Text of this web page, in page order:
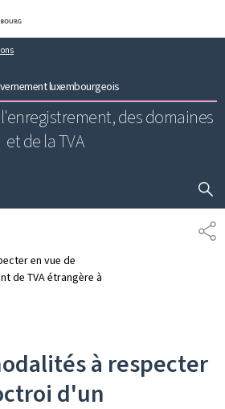
menu principal
au contenu
luxembourgeois
des domaines
et de la TVA
en vue de
de TVA étrangère à
à respecter
d'un